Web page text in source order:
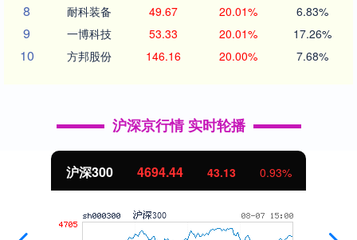
8 耐科装备 49.67 20.01% 6.83%
9 一博科技 53.33 20.01% 17.26%
10 方邦股份 146.16 20.00% 7.68%
沪深京行情 实时轮播
沪深300 4694.44 43.13 0.93%